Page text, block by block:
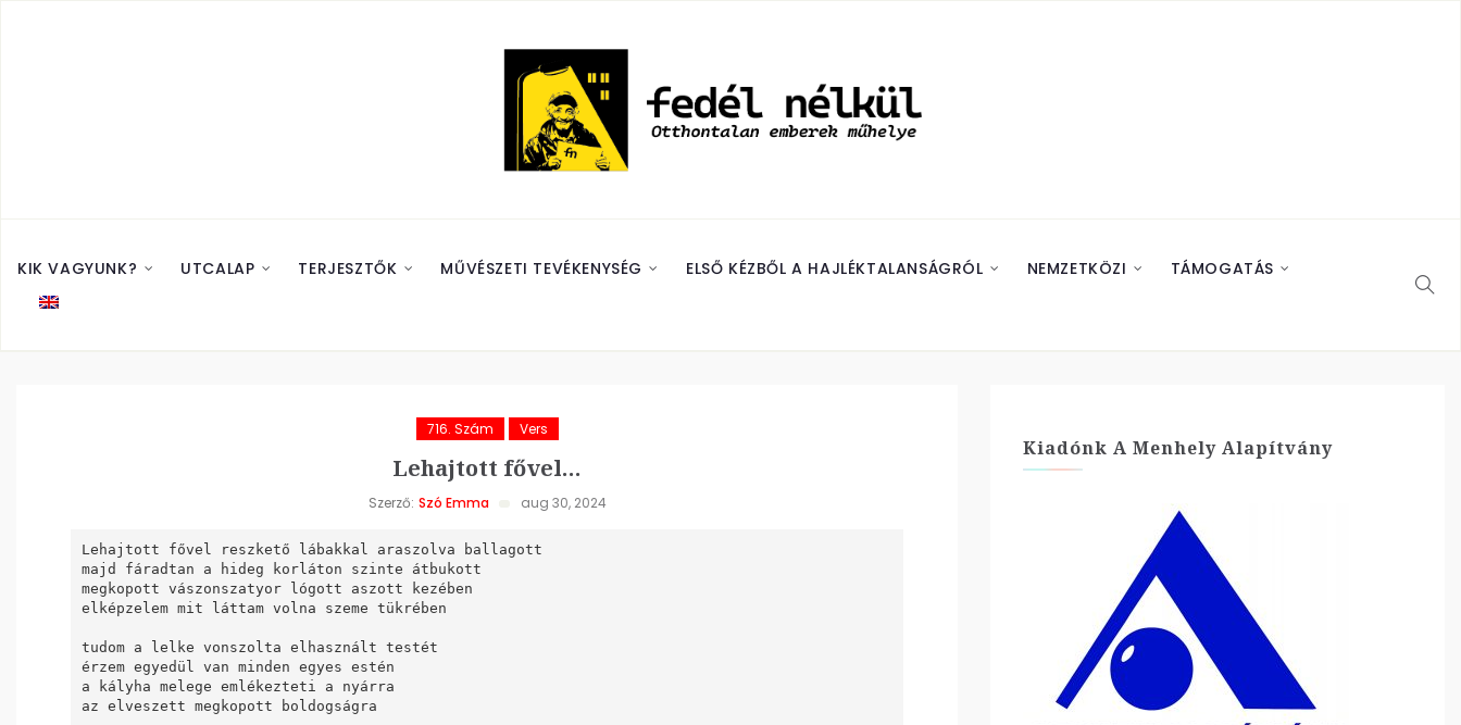
KIK VAGYUNK? UTCALAP TERJESZTŐK MŰVÉSZETI TEVÉKENYSÉG ELSŐ KÉZBŐL A HAJLÉKTALANSÁGRÓL NEMZETKÖZI TÁMOGATÁS
716. Szám Vers
Lehajtott fővel…
Szerző: Szó Emma aug 30, 2024
Lehajtott fővel reszkető lábakkal araszolva ballagott
majd fáradtan a hideg korláton szinte átbukott
megkopott vászonszatyor lógott aszott kezében
elképzelem mit láttam volna szeme tükrében
tudom a lelke vonszolta elhasznált testét
érzem egyedül van minden egyes estén
a kályha melege emlékezteti a nyárra
az elveszett megkopott boldogságra
Kiadónk A Menhely Alapítvány